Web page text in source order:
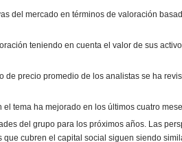
del mercado en términos de valoración
teniendo en cuenta el valor de sus
de precio promedio de los analistas se ha
tema ha mejorado en los últimos cuatro
del grupo para los próximos años. Las
cubren el capital social siguen siendo